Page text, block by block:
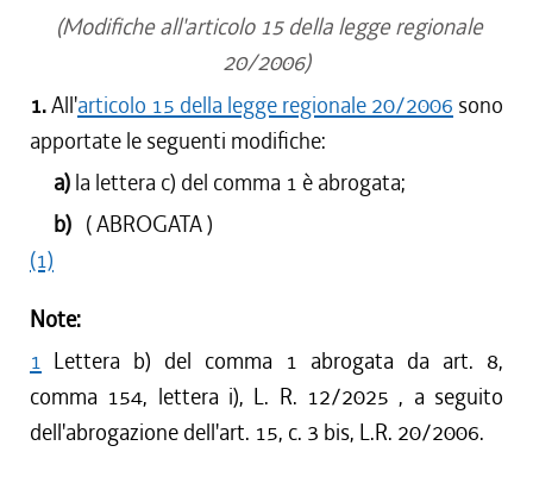
(Modifiche all'articolo 15 della legge regionale
20/2006)
1.All'articolo 15 della legge regionale 20/2006 sono
apportate le seguenti modifiche:
a) la lettera c) del comma 1 è abrogata;
b) ( ABROGATA )
(1)
Note:
1 Lettera b) del comma 1 abrogata da art. 8,
comma 154, lettera i), L. R. 12/2025 , a seguito
dell'abrogazione dell'art. 15, c. 3 bis, L.R. 20/2006.